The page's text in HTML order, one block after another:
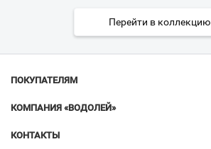
Перейти в коллекцию
ПОКУПАТЕЛЯМ
КОМПАНИЯ «ВОДОЛЕЙ»
КОНТАКТЫ